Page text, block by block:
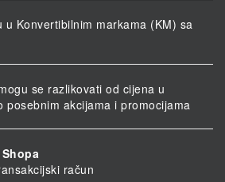
u Konvertibilnim markama (KM) sa
se razlikovati od cijena u
posebnim akcijama i promocijama
račun